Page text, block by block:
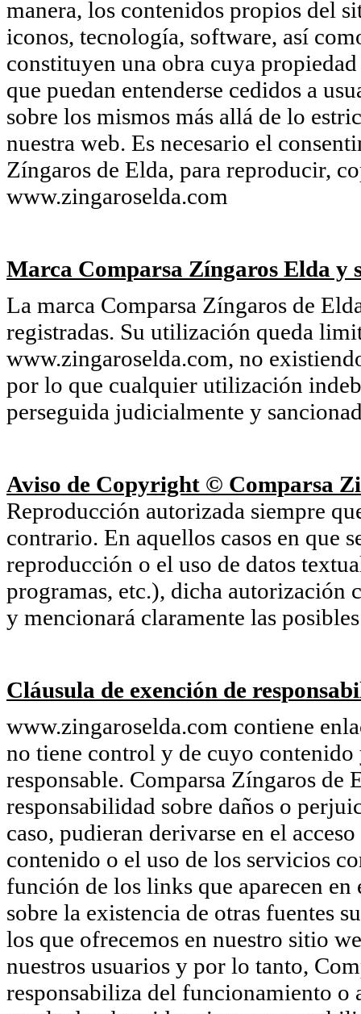
manera, los contenidos propios del
iconos, tecnología, software, así
constituyen una obra cuya
que puedan entenderse cedidos a
sobre los mismos más allá de lo
nuestra web. Es necesario el
Zíngaros de Elda, para reproducir,
www.zingaroselda.com
Marca Comparsa Zíngaros Elda y
La marca Comparsa Zíngaros de
registradas. Su utilización queda
www.zingaroselda.com, no
por lo que cualquier utilización
perseguida judicialmente y
Aviso de Copyright © Comparsa
Reproducción autorizada siempre
contrario. En aquellos casos en que
reproducción o el uso de datos
programas, etc.), dicha autorización
y mencionará claramente las
Cláusula de exención de
www.zingaroselda.com contiene
no tiene control y de cuyo
responsable. Comparsa Zíngaros de
responsabilidad sobre daños o
caso, pudieran derivarse en el
contenido o el uso de los servicios
función de los links que aparecen
sobre la existencia de otras fuentes
los que ofrecemos en nuestro sitio
nuestros usuarios y por lo tanto,
responsabiliza del funcionamiento o